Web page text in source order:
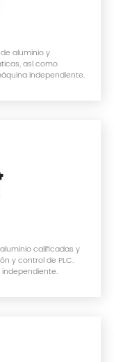
aluminio y
así como
independiente.
calificadas y
y control de PLC.